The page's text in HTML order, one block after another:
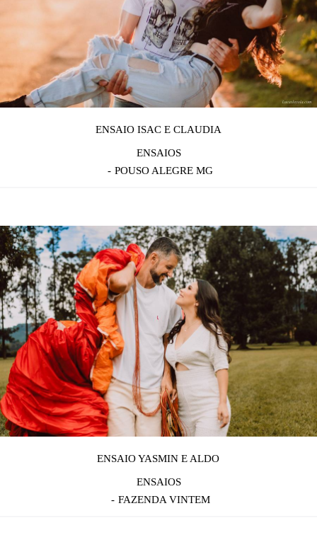
ENSAIO ISAC E CLAUDIA
ENSAIOS
POUSO ALEGRE MG
ENSAIO YASMIN E ALDO
ENSAIOS
FAZENDA VINTEM